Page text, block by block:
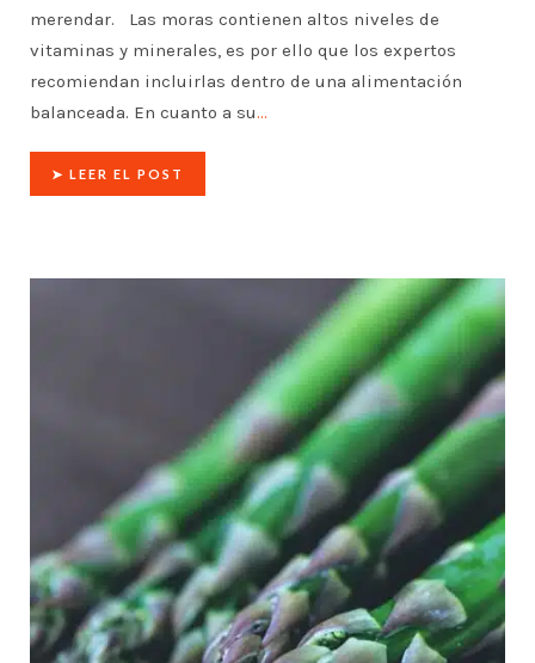
merendar. Las moras contienen altos niveles de
vitaminas y minerales, es por ello que los expertos
recomiendan incluirlas dentro de una alimentación
balanceada. En cuanto a su…
➤ LEER EL POST